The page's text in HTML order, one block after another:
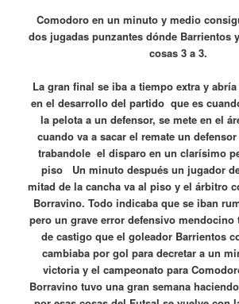
Comodoro en un minuto y medio
dos jugadas punzantes dónde Barrientos
cosas 3 a 3.
La gran final se iba a tiempo extra y
en el desarrollo del partido que es
la pelota a un defensor, se mete en el
cuando va a sacar el remate un
trabandole el disparo en un clarísimo
piso Un minuto después un jugador
mitad de la cancha va al piso y el árbitro
Borravino. Todo indicaba que se iban
pero un grave error defensivo
de castigo que el goleador Barrientos
cambiaba por gol para decretar a un
victoria y el campeonato para
Borravino tuvo una gran semana